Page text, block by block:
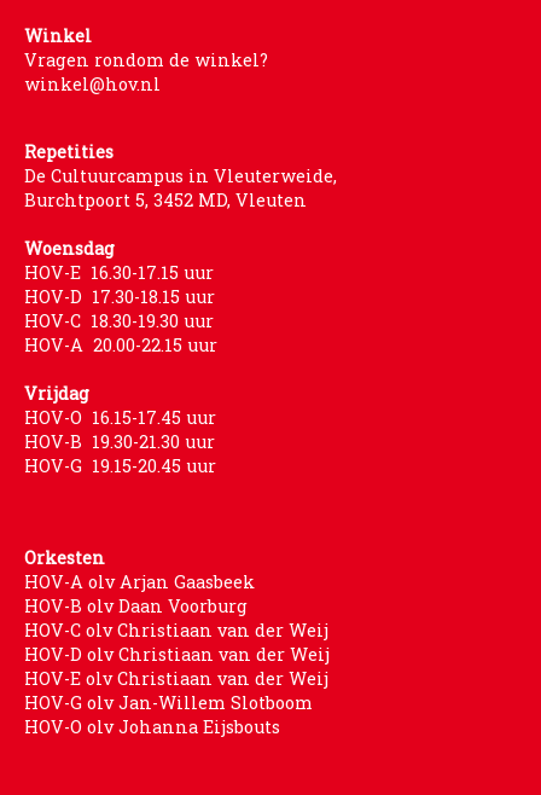
Winkel
Vragen rondom de winkel?
winkel@hov.nl
Repetities
De Cultuurcampus in Vleuterweide,
Burchtpoort 5, 3452 MD, Vleuten
Woensdag
HOV-E 16.30-17.15 uur
HOV-D 17.30-18.15 uur
HOV-C 18.30-19.30 uur
HOV-A 20.00-22.15 uur
Vrijdag
HOV-O 16.15-17.45 uur
HOV-B 19.30-21.30 uur
HOV-G 19.15-20.45 uur
Orkesten
HOV-A olv Arjan Gaasbeek
HOV-B olv Daan Voorburg
HOV-C olv Christiaan van der Weij
HOV-D olv Christiaan van der Weij
HOV-E olv Christiaan van der Weij
HOV-G olv Jan-Willem Slotboom
HOV-O olv Johanna Eijsbouts